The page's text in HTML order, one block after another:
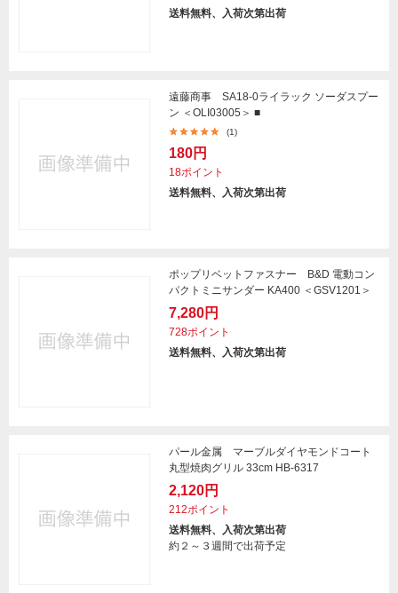
送料無料、入荷次第出荷
遠藤商事 SA18-0ライラック ソーダスプー
ン ＜OLI03005＞ ■
(1)
180円
18ポイント
送料無料、入荷次第出荷
ポップリベットファスナー B&D 電動コン
パクトミニサンダー KA400 ＜GSV1201＞
7,280円
728ポイント
送料無料、入荷次第出荷
パール金属 マーブルダイヤモンドコート
丸型焼肉グリル 33cm HB-6317
2,120円
212ポイント
送料無料、入荷次第出荷
約２～３週間で出荷予定